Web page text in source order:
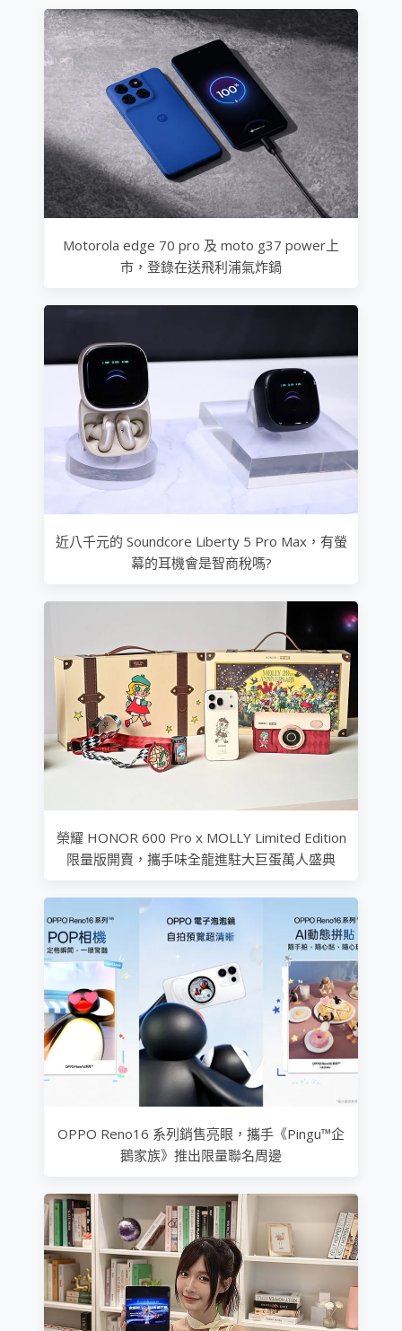
Motorola edge 70 pro 及 moto g37 power上
市，登錄在送飛利浦氣炸鍋
近八千元的 Soundcore Liberty 5 Pro Max，有螢
幕的耳機會是智商稅嗎?
榮耀 HONOR 600 Pro x MOLLY Limited Edition
限量版開賣，攜手味全龍進駐大巨蛋萬人盛典
OPPO Reno16 系列銷售亮眼，攜手《Pingu™企
鵝家族》推出限量聯名周邊